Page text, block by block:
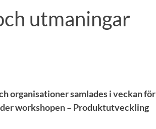
utmaningar
organisationer samlades i veckan för
workshopen – Produktutveckling